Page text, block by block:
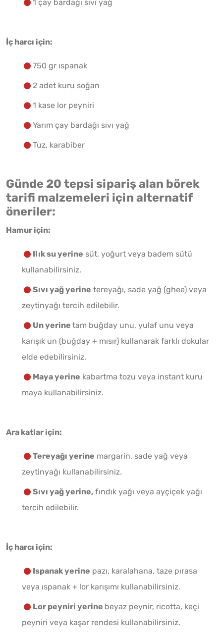
1 çay bardağı sıvı yağ
İç harcı için:
750 gr ıspanak
2 adet kuru soğan
1 kase lor peyniri
Yarım çay bardağı sıvı yağ
Tuz, karabiber
Günde 20 tepsi sipariş alan börek
tarifi malzemeleri için alternatif
öneriler:
Hamur için:
Ilık su yerine süt, yoğurt veya badem sütü
kullanabilirsiniz.
Sıvı yağ yerine tereyağı, sade yağ (ghee) veya
zeytinyağı tercih edilebilir.
Un yerine tam buğday unu, yulaf unu veya
karışık un (buğday + mısır) kullanarak farklı dokular
elde edebilirsiniz.
Maya yerine kabartma tozu veya instant kuru
maya kullanabilirsiniz.
Ara katlar için:
Tereyağı yerine margarin, sade yağ veya
zeytinyağı kullanabilirsiniz.
Sıvı yağ yerine, fındık yağı veya ayçiçek yağı
tercih edilebilir.
İç harcı için:
Ispanak yerine pazı, karalahana, taze pırasa
veya ıspanak + lor karışımı kullanabilirsiniz.
Lor peyniri yerine beyaz peynir, ricotta, keçi
peyniri veya kaşar rendesi kullanabilirsiniz.